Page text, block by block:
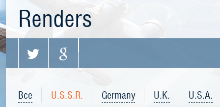
Renders
Все U.S.S.R. Germany U.K. U.S.A.